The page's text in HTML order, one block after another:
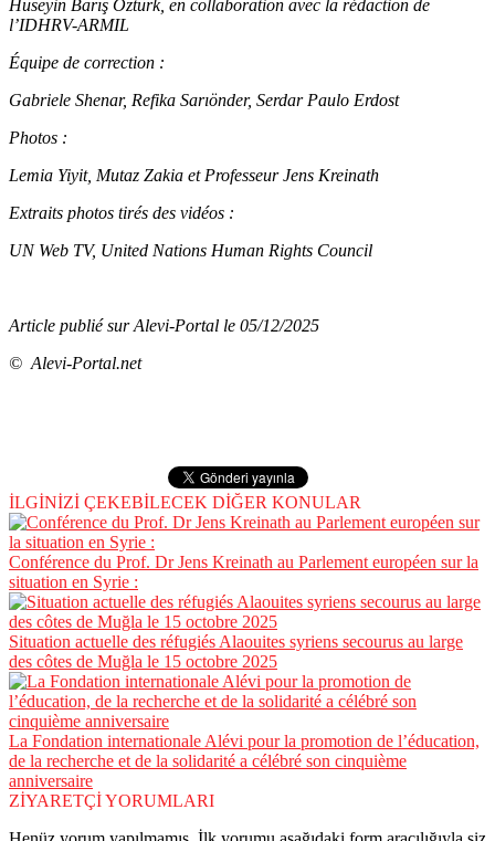
Hüseyin Barış Öztürk, en collaboration avec la rédaction de
l’IDHRV-ARMIL
Équipe de correction :
Gabriele Shenar, Refika Sarıönder, Serdar Paulo Erdost
Photos :
Lemia Yiyit, Mutaz Zakia et Professeur Jens Kreinath
Extraits photos tirés des vidéos :
UN Web TV, United Nations Human Rights Council
Article publié sur Alevi-Portal le 05/12/2025
© Alevi-Portal.net
İLGİNİZİ ÇEKEBİLECEK DİĞER KONULAR
Conférence du Prof. Dr Jens Kreinath au Parlement européen sur la
situation en Syrie :
Situation actuelle des réfugiés Alaouites syriens secourus au large
des côtes de Muğla le 15 octobre 2025
La Fondation internationale Alévi pour la promotion de l’éducation,
de la recherche et de la solidarité a célébré son cinquième
anniversaire
ZİYARETÇİ YORUMLARI